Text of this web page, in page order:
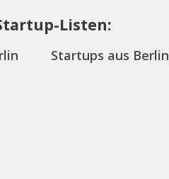
Listen:
Startups aus Berlin